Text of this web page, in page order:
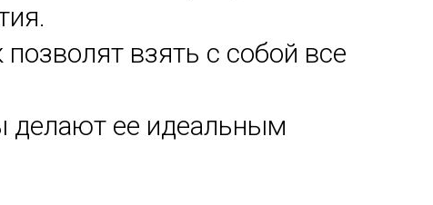
взять с собой все
делают ее идеальным